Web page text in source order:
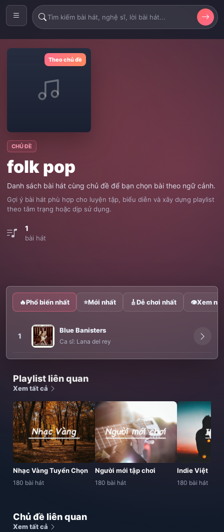
Theo chủ đề
CHỦ ĐỀ
folk pop
Danh sách bài hát cùng chủ đề để bạn chọn bài theo ngữ cảnh.
Gợi ý bài hát phù hợp cho luyện tập, biểu diễn và xây dựng playlist
theo tâm trạng hoặc dịp sử dụng.
1
bài hát
🔥Phổ biến nhất ⭐Mới nhất 🎸Dễ chơi nhất 👁Xem
1
Blue Banisters
Ca sĩ: Lana del rey
Playlist liên quan
Xem tất cả
Nhạc Vàng Tuyển Chọn
180 bài hát
Người mới tập chơi
180 bài hát
Indie Việt
180 bài hát
Chủ đề liên quan
Xem tất cả